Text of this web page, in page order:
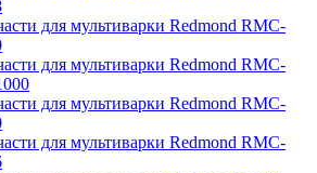
для мультиварки Redmond RMC-
для мультиварки Redmond RMC-
для мультиварки Redmond RMC-
для мультиварки Redmond RMC-